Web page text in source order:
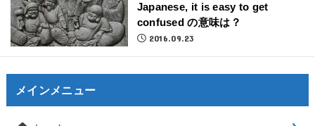
Japanese, it is easy to get
confused の意味は？
2016.09.23
メインメニュー